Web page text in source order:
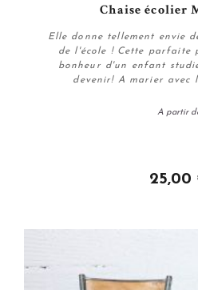
Chaise écolier
Elle donne tellement envie
de l'école ! Cette parfaite
bonheur d'un enfant
devenir! A marier avec
A partir
25,00